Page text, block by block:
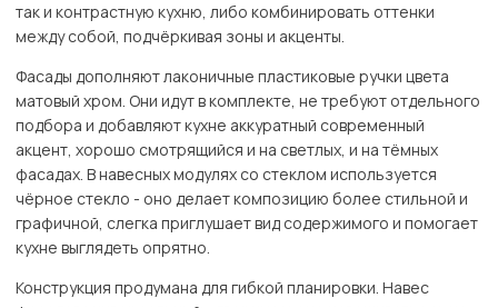
так и контрастную кухню, либо комбинировать оттенки
между собой, подчёркивая зоны и акценты.
Фасады дополняют лаконичные пластиковые ручки цвета
матовый хром. Они идут в комплекте, не требуют отдельного
подбора и добавляют кухне аккуратный современный
акцент, хорошо смотрящийся и на светлых, и на тёмных
фасадах. В навесных модулях со стеклом используется
чёрное стекло - оно делает композицию более стильной и
графичной, слегка приглушает вид содержимого и помогает
кухне выглядеть опрятно.
Конструкция продумана для гибкой планировки. Навес